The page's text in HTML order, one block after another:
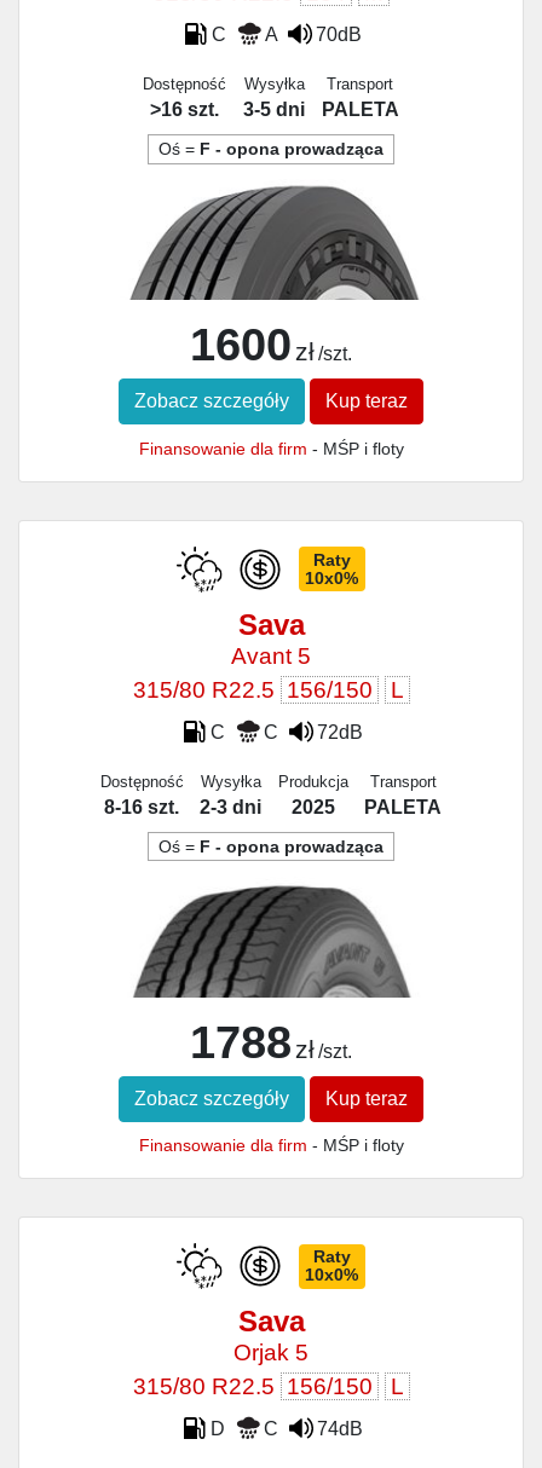
C A 70dB
Dostępność
>16 szt.
Wysyłka
3-5 dni
Transport
PALETA
Oś = F - opona prowadząca
1600 zł/szt.
Zobacz szczegóły Kup teraz
Finansowanie dla firm - MŚP i floty
Raty
10x0%
Sava
Avant 5
315/80 R22.5 156/150 L
C C 72dB
Dostępność
8-16 szt.
Wysyłka
2-3 dni
Produkcja
2025
Transport
PALETA
Oś = F - opona prowadząca
1788 zł/szt.
Zobacz szczegóły Kup teraz
Finansowanie dla firm - MŚP i floty
Raty
10x0%
Sava
Orjak 5
315/80 R22.5 156/150 L
D C 74dB